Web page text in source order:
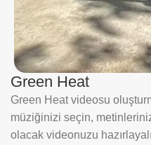
Green Heat
Green Heat videosu
müziğinizi seçin,
olacak videonuzu